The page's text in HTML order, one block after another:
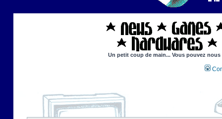
Un petit coup de main... Vous pouvez